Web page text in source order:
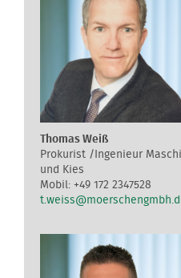
Thomas Weiß
Prokurist /Ingenieur
und Kies
+49 172 2347528